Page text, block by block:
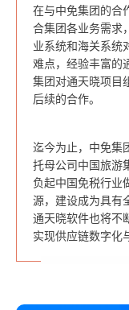
在与中免集团的合
合集团各业务需求
业系统和海关系统
难点，经验丰富的
集团对通天晓项目
后续的合作。
迄今为止，中免集
托母公司中国旅游
负起中国免税行业
源，建设成为具有
通天晓软件也将不
实现供应链数字化